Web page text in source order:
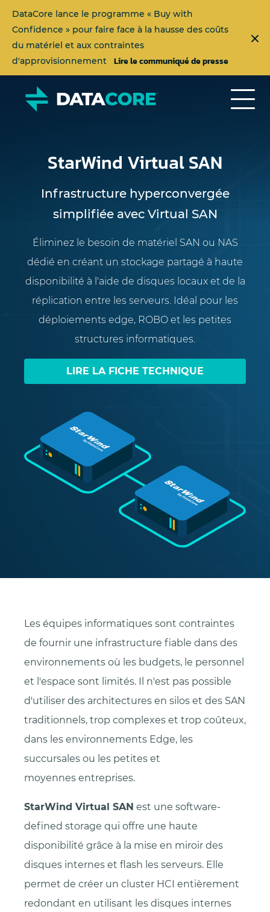
DataCore lance le programme « Buy with
Confidence » pour faire face à la hausse des coûts
du matériel et aux contraintes
d'approvisionnement
Lire le communiqué de presse
StarWind Virtual SAN
Infrastructure hyperconvergée
simplifiée avec Virtual SAN
Éliminez le besoin de matériel SAN ou NAS
dédié en créant un stockage partagé à haute
disponibilité à l'aide de disques locaux et de la
réplication entre les serveurs. Idéal pour les
déploiements edge, ROBO et les petites
structures informatiques.
LIRE LA FICHE TECHNIQUE
Les équipes informatiques sont contraintes
de fournir une infrastructure fiable dans des
environnements où les budgets, le personnel
et l'espace sont limités. Il n'est pas possible
d'utiliser des architectures en silos et des SAN
traditionnels, trop complexes et trop coûteux,
dans les environnements Edge, les
succursales ou les petites et
moyennes entreprises.
StarWind Virtual SAN est une software-
defined storage qui offre une haute
disponibilité grâce à la mise en miroir des
disques internes et flash les serveurs. Elle
permet de créer un cluster HCI entièrement
redondant en utilisant les disques internes